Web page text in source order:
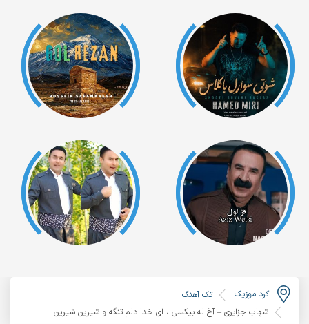
کرد موزیک
تک آهنگ
شهاب جزایری – آخ له بیکسی ، ای خدا دلم تنگه و شیرین شیرین